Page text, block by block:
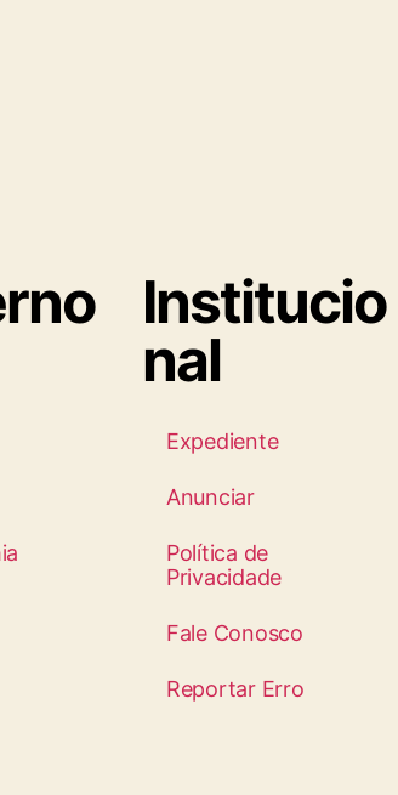
Institucio
nal
Expediente
Anunciar
Política de
Privacidade
Fale Conosco
Reportar Erro